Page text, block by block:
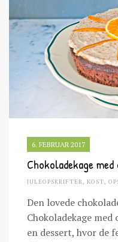
6. FEBRUAR 2017
Chokoladekage
JULEOPSKRIFTER, KOST,
Den lovede
Chokoladekage
en dessert, hvor de